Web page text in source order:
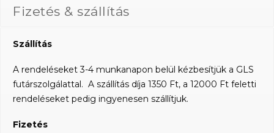
Fizetés & szállítás
Szállítás
A rendeléseket 3-4 munkanapon belül kézbesítjük a GLS
futárszolgálattal. A szállítás díja 1350 Ft, a 12000 Ft feletti
rendeléseket pedig ingyenesen szállítjuk.
Fizetés